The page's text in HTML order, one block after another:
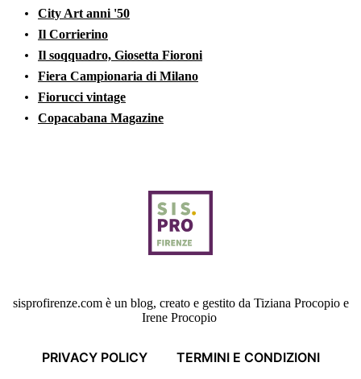
City Art anni '50
Il Corrierino
Il soqquadro, Giosetta Fioroni
Fiera Campionaria di Milano
Fiorucci vintage
Copacabana Magazine
sisprofirenze.com è un blog, creato e gestito da Tiziana Procopio e
Irene Procopio
PRIVACY POLICY
TERMINI E CONDIZIONI